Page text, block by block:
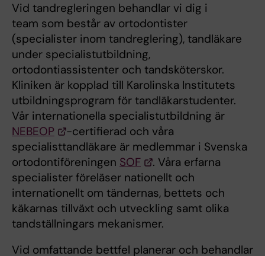
Vid tandregleringen behandlar vi dig i
team som består av ortodontister
(specialister inom tandreglering), tandläkare
under specialistutbildning,
ortodontiassistenter och tandsköterskor.
Kliniken är kopplad till Karolinska Institutets
utbildningsprogram för tandläkarstudenter.
Vår internationella specialistutbildning är
NEBEOP
-certifierad och våra
specialisttandläkare är medlemmar i Svenska
ortodontiföreningen SOF
. Våra erfarna
specialister föreläser nationellt och
internationellt om tändernas, bettets och
käkarnas tillväxt och utveckling samt olika
tandställningars mekanismer.
Vid omfattande bettfel planerar och behandlar